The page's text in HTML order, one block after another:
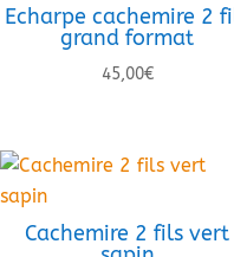
Echarpe cachemire 2
grand format
45,00€
Cachemire 2 fils vert